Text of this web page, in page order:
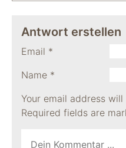
Antwort erstellen
Your email address
Required fields are
Name *
Email *